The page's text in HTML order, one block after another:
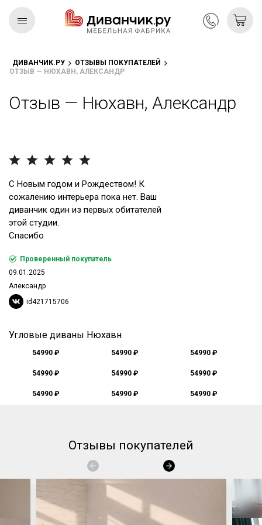
ДИВАНЧИК.РУ
ОТЗЫВЫ ПОКУПАТЕЛЕЙ
ОТЗЫВ — НЮХАВН, АЛЕКСАНДР
Отзыв — Нюхавн, Александр
С Новым годом и Рождеством! К
сожалению интерьера пока нет. Ваш
диванчик один из первых обитателей
этой студии.
Спасибо
Проверенный покупатель
09.01.2025
Александр
id421715706
Угловые диваны Нюхавн
54990 ₽ 54990 ₽ 54990 ₽
54990 ₽ 54990 ₽ 54990 ₽
54990 ₽ 54990 ₽ 54990 ₽
Отзывы покупателей